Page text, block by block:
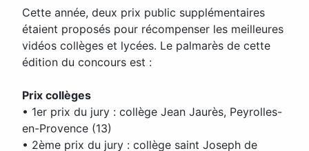
Cette année, deux prix public supplémentaires
étaient proposés pour récompenser les meilleures
vidéos collèges et lycées. Le palmarès de cette
édition du concours est :
Prix collèges
• 1er prix du jury : collège Jean Jaurès, Peyrolles-
en-Provence (13)
• 2ème prix du jury : collège saint Joseph de